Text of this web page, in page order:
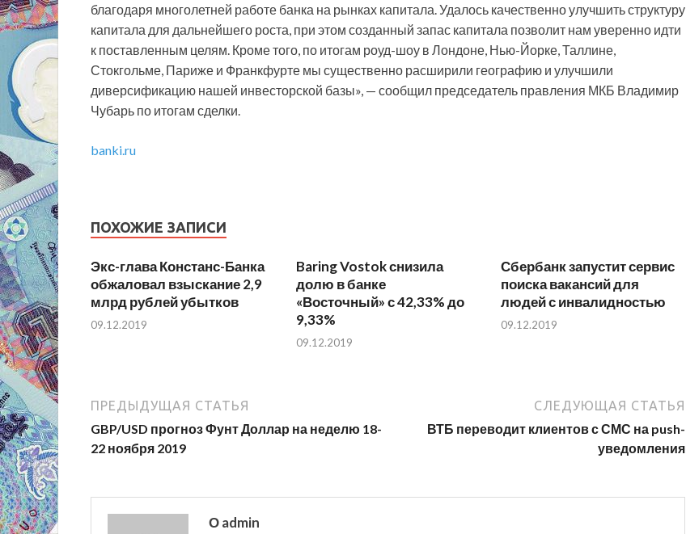
благодаря многолетней работе банка на рынках капитала. Удалось качественно улучшить структуру
капитала для дальнейшего роста, при этом созданный запас капитала позволит нам уверенно идти
к поставленным целям. Кроме того, по итогам роуд-шоу в Лондоне, Нью-Йорке, Таллине,
Стокгольме, Париже и Франкфурте мы существенно расширили географию и улучшили
диверсификацию нашей инвесторской базы», — сообщил председатель правления МКБ Владимир
Чубарь по итогам сделки.
banki.ru
ПОХОЖИЕ ЗАПИСИ
Экс-глава Констанс-Банка
обжаловал взыскание 2,9
млрд рублей убытков
09.12.2019
Baring Vostok снизила
долю в банке
«Восточный» с 42,33% до
9,33%
09.12.2019
Сбербанк запустит сервис
поиска вакансий для
людей с инвалидностью
09.12.2019
ПРЕДЫДУЩАЯ СТАТЬЯ
GBP/USD прогноз Фунт Доллар на неделю 18-
22 ноября 2019
СЛЕДУЮЩАЯ СТАТЬЯ
ВТБ переводит клиентов с СМС на push-
уведомления
О admin